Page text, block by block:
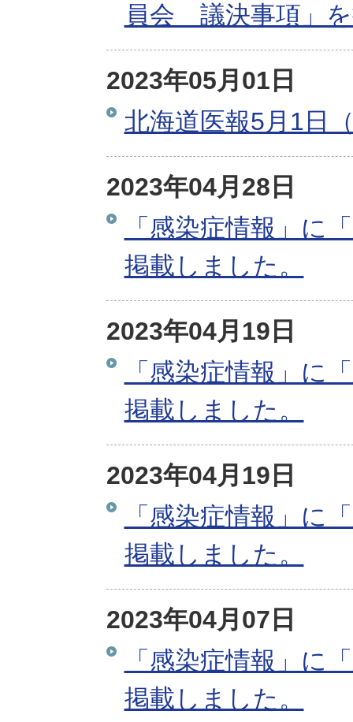
員会 議決事項」
2023年05月01日
北海道医報5月1日
2023年04月28日
「感染症情報」に
掲載しました。
2023年04月19日
「感染症情報」に
掲載しました。
2023年04月19日
「感染症情報」に
掲載しました。
2023年04月07日
「感染症情報」に
掲載しました。